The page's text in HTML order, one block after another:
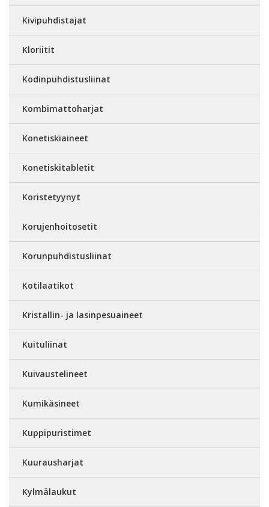
Kivipuhdistajat
Kloriitit
Kodinpuhdistusliinat
Kombimattoharjat
Konetiskiaineet
Konetiskitabletit
Koristetyynyt
Korujenhoitosetit
Korunpuhdistusliinat
Kotilaatikot
Kristallin- ja lasinpesuaineet
Kuituliinat
Kuivaustelineet
Kumikäsineet
Kuppipuristimet
Kuurausharjat
Kylmälaukut